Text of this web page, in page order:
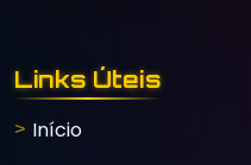
Links Úteis
Início